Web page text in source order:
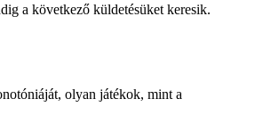
a következő küldetésüket keresik.
olyan játékok, mint a